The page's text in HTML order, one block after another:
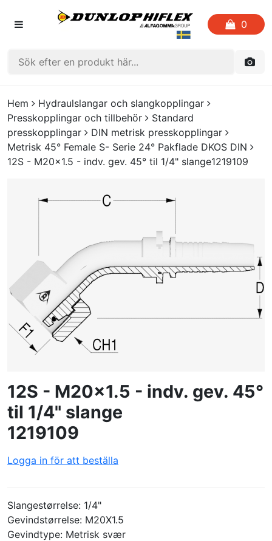
0
HEM
FAVORITLISTOR
KATALOGER
SKAPA PROFIL
Hem
Hydraulslangar och slangkopplingar
Presskopplingar och tillbehör
Standard
presskopplingar
DIN metrisk presskopplingar
Metrisk 45° Female S- Serie 24° Pakflade DKOS DIN
12S - M20x1.5 - indv. gev. 45° til 1/4" slange1219109
12S - M20x1.5 - indv. gev. 45°
til 1/4" slange
1219109
Logga in för att beställa
Slangestørrelse: 1/4"
Gevindstørrelse: M20X1.5
Gevindtype: Metrisk svær